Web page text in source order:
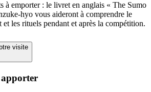
à emporter : le livret en anglais « The Sumo
hyo vous aideront à comprendre le
et les rituels pendant et après la compétition.
visite